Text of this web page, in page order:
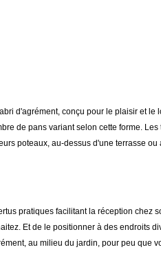
d'agrément, conçu pour le plaisir et le
de pans variant selon cette forme.
poteaux, au-dessus d'une terrasse ou
pratiques facilitant la réception chez
Et de le positionner à des endroits
au milieu du jardin, pour peu que